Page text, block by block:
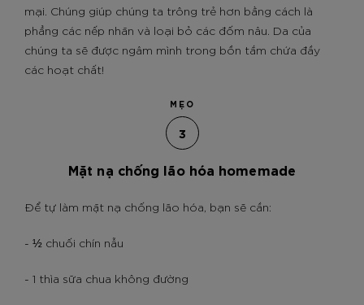
mại. Chúng giúp chúng ta trông trẻ hơn bằng cách là
phẳng các nếp nhăn và loại bỏ các đốm nâu. Da của
chúng ta sẽ được ngâm mình trong bồn tắm chứa đầy
các hoạt chất!
MẸO
3
Mặt nạ chống lão hóa homemade
Để tự làm mặt nạ chống lão hóa, bạn sẽ cần:
- ½ chuối chín nẫu
- 1 thìa sữa chua không đường